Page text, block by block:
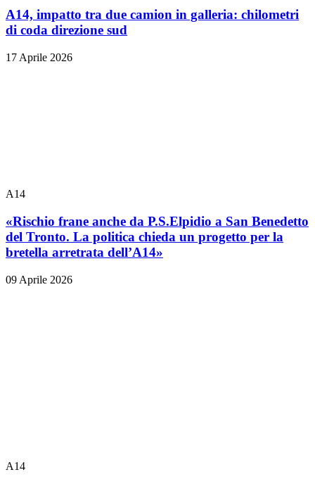
A14, impatto tra due camion in galleria: chilometri
di coda direzione sud
17 Aprile 2026
A14
«Rischio frane anche da P.S.Elpidio a San Benedetto
del Tronto. La politica chieda un progetto per la
bretella arretrata dell’A14»
09 Aprile 2026
A14